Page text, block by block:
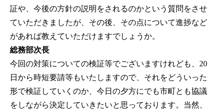
証や、今後の方針の説明をされるのかという質問をさせ
ていただきましたが、その後、その点について進捗など
があれば教えていただけますでしょうか。
総務部次長
今回の対策についての検証等でございますけれども、20
日から時短要請等もいたしますので、それをどういった
形で検証していくのか、今日の夕方にでも市町とも協議
をしながら決定していきたいと思っております。当然、